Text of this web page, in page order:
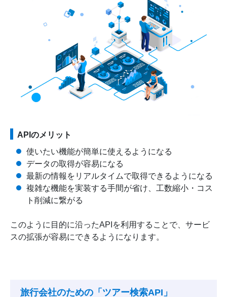
APIのメリット
使いたい機能が簡単に使えるようになる
データの取得が容易になる
最新の情報をリアルタイムで取得できるようになる
複雑な機能を実装する手間が省け、工数縮小・コス
ト削減に繋がる
このように目的に沿ったAPIを利用することで、サービ
スの拡張が容易にできるようになります。
旅行会社のための「ツアー検索API」